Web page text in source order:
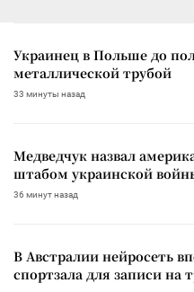
Украинец в Польше до
металлической трубой
33 минуты назад
Медведчук назвал
штабом украинской
36 минут назад
В Австралии нейросеть
спортзала для записи на